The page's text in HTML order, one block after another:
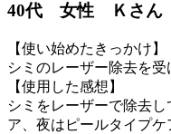
40代 女性 Ｋさん（
【使い始めたきっかけ】
シミのレーザー除去を受
【使用した感想】
シミをレーザーで除去
ア、夜はピールタイプ